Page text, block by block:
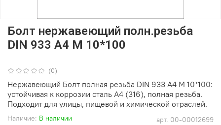
(0)
арт. 00-00012699
Наличие: В наличии
Болт нержавеющий полн.резьба
DIN 933 А4 М 10*100
Нержавеющий Болт полная резьба DIN 933 А4 М 10*100:
устойчивая к коррозии сталь A4 (316), полная резьба.
Подходит для улицы, пищевой и химической отраслей.